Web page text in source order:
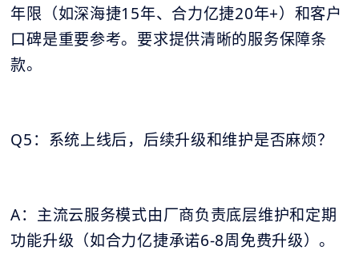
年限（如深海捷15年、合力亿捷20年+）和客户
口碑是重要参考。要求提供清晰的服务保障条
款。
Q5：系统上线后，后续升级和维护是否麻烦？
A：主流云服务模式由厂商负责底层维护和定期
功能升级（如合力亿捷承诺6-8周免费升级）。